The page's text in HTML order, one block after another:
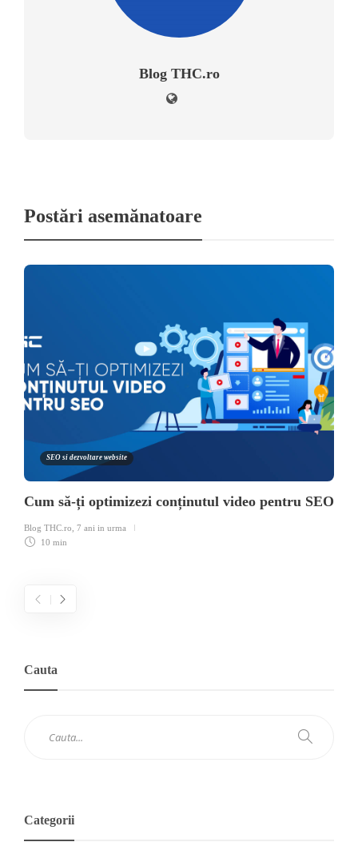
Blog THC.ro
Postări asemănatoare
SEO si dezvoltare website
Cum să-ți optimizezi conținutul video pentru SEO
Blog THC.ro, 7 ani in urma
10 min
Cauta
Categorii